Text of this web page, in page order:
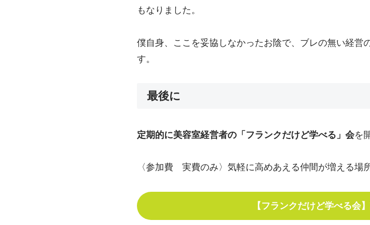
もなりました。
僕自身、ここを妥協しなかったお陰で、ブレの無い経営
す。
最後に
定期的に美容室経営者の「フランクだけど学べる」会を
〈参加費 実費のみ〉気軽に高めあえる仲間が増える場
【フランクだけど学べる会